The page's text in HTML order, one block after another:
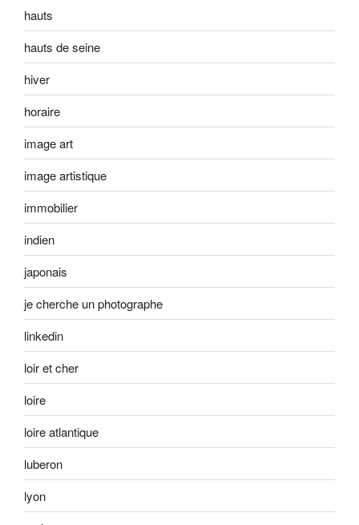
hauts
hauts de seine
hiver
horaire
image art
image artistique
immobilier
indien
japonais
je cherche un photographe
linkedin
loir et cher
loire
loire atlantique
luberon
lyon